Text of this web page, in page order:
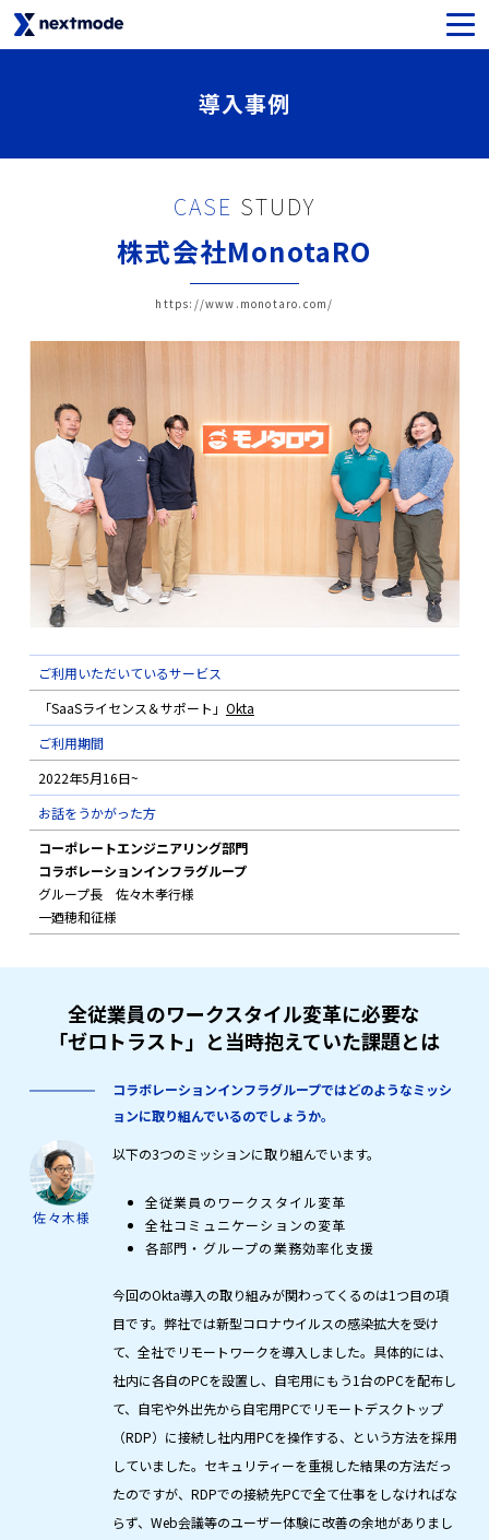
生成AIセキュリティ
SaaSライセンス＆サポート
Oktaライセンス＆サポート
SysCloudライセンス＆サポート
CrowdStrikeライセンス＆サポート
Keeperライセンス＆サポート
AWS導入コンサル・構築
AWS運用・保守代行
導入事例
会社情報
サービス一覧
採用
私たちの働き方
カルチャー
お知らせ
ブログ
お問い合わせ
資料請求
導入事例
CASE STUDY
株式会社MonotaRO
https://www.monotaro.com/
ご利用いただいているサービス
「SaaSライセンス＆サポート」 Okta
ご利用期間
2022年5月16日~
お話をうかがった方
コーポレートエンジニアリング部門
コラボレーションインフラグループ
グループ長 佐々木孝行様
一廼穂和征様
全従業員のワークスタイル変革に必要な
「ゼロトラスト」と当時抱えていた課題とは
コラボレーションインフラグループではどのようなミッシ
ョンに取り組んでいるのでしょうか。
佐々木様
以下の3つのミッションに取り組んでいます。
全従業員のワークスタイル変革
全社コミュニケーションの変革
各部門・グループの業務効率化支援
今回のOkta導入の取り組みが関わってくるのは1つ目の項
目です。弊社では新型コロナウイルスの感染拡大を受け
て、全社でリモートワークを導入しました。具体的には、
社内に各自のPCを設置し、自宅用にもう1台のPCを配布し
て、自宅や外出先から自宅用PCでリモートデスクトップ
（RDP）に接続し社内用PCを操作する、という方法を採用
していました。セキュリティーを重視した結果の方法だっ
たのですが、RDPでの接続先PCで全て仕事をしなければな
らず、Web会議等のユーザー体験に改善の余地がありまし